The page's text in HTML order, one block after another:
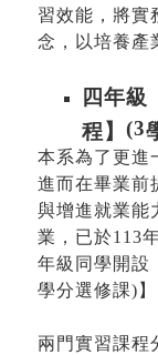
習效能，將實
念，以培養產
四年級
程】 (3
本系為了更進
進而在畢業前
與增進就業能
業，已於113
年級同學開設
學分選修課) 】
兩門實習課程